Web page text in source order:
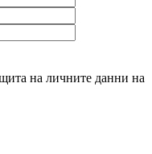
на личните данни на